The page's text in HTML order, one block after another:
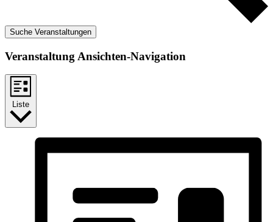
Suche Veranstaltungen
Veranstaltung Ansichten-Navigation
Liste